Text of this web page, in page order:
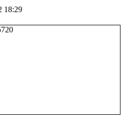
18:29